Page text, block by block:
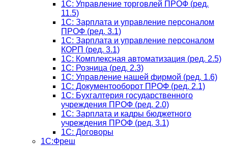
1C: Управление торговлей ПРОФ (ред.
11.5)
1C: Зарплата и управление персоналом
ПРОФ (ред. 3.1)
1C: Зарплата и управление персоналом
КОРП (ред. 3.1)
1C: Комплексная автоматизация (ред. 2.5)
1С: Розница (ред. 2.3)
1С: Управление нашей фирмой (ред. 1.6)
1С: Документооборот ПРОФ (ред. 2.1)
1C: Бухгалтерия государственного
учреждения ПРОФ (ред. 2.0)
1C: Зарплата и кадры бюджетного
учреждения ПРОФ (ред. 3.1)
1С: Договоры
1С:Фреш